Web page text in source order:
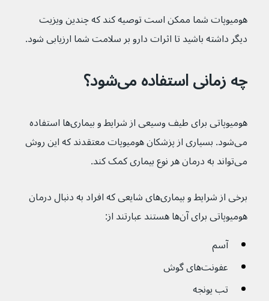
هومیوپات شما ممکن است توصیه کند که چندین ویزیت
دیگر داشته باشید تا اثرات دارو بر سلامت شما ارزیابی شود.
چه زمانی استفاده می‌شود؟
هومیوپاتی برای طیف وسیعی از شرایط و بیماری‌ها استفاده
می‌شود. بسیاری از پزشکان هومیوپات معتقدند که این روش
می‌تواند به درمان هر نوع بیماری کمک کند.
برخی از شرایط و بیماری‌های شایعی که افراد به دنبال درمان
هومیوپاتی برای آن‌ها هستند عبارتند از:
آسم
عفونت‌های گوش
تب یونجه